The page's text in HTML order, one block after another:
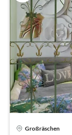
Großräschen